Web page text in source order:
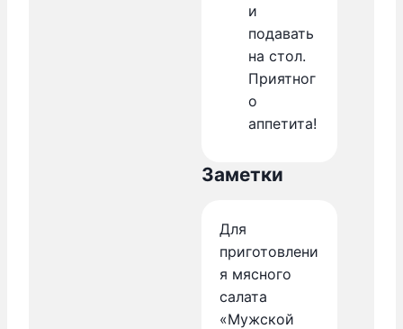
и
подавать
на стол.
Приятног
о
аппетита!
Заметки
Для
приготовлени
я мясного
салата
«Мужской